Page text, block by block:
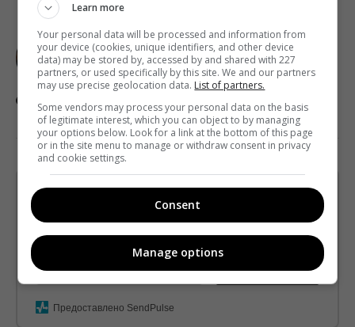
ПАВЛО МАНДРИК
Pay TV, регуляція, рекламний ринок
Щотижневий лист з найцікавішим.
Пишемо з любов'ю
!
Підпишіться ще раз, якщо не отримуєте від нас листи
Підписатись→
Предоставлено SendPulse
Learn more
Your personal data will be processed and information from
your device (cookies, unique identifiers, and other device
data) may be stored by, accessed by and shared with 227
partners, or used specifically by this site. We and our partners
may use precise geolocation data. List of partners.
Some vendors may process your personal data on the basis
of legitimate interest, which you can object to by managing
your options below. Look for a link at the bottom of this page
or in the site menu to manage or withdraw consent in privacy
and cookie settings.
Consent
Manage options